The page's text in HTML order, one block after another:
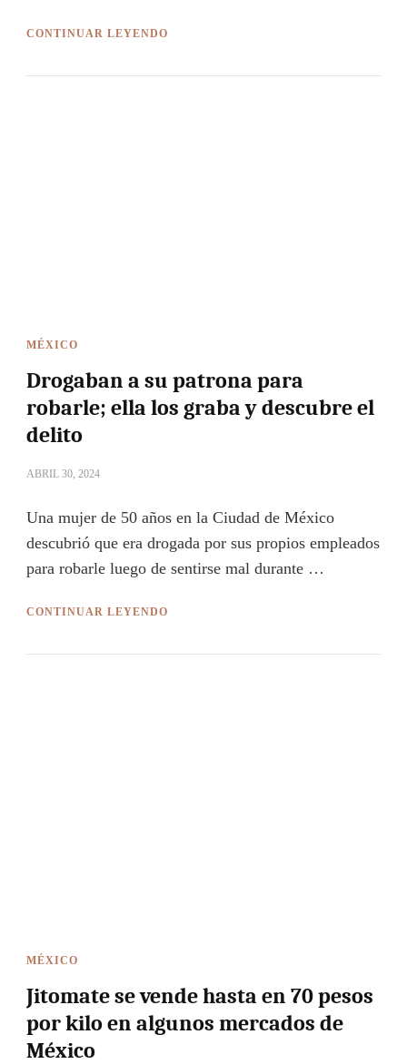
CONTINUAR LEYENDO
MÉXICO
Drogaban a su patrona para
robarle; ella los graba y descubre el
delito
ABRIL 30, 2024
Una mujer de 50 años en la Ciudad de México
descubrió que era drogada por sus propios empleados
para robarle luego de sentirse mal durante …
CONTINUAR LEYENDO
MÉXICO
Jitomate se vende hasta en 70 pesos
por kilo en algunos mercados de
México